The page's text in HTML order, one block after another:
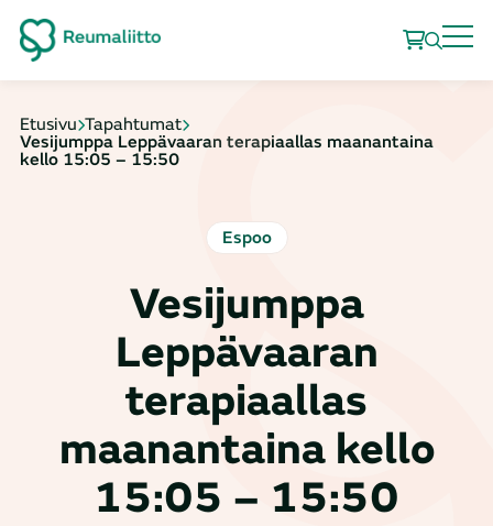
Etusivu Tapahtumat
Vesijumppa Leppävaaran terapiaallas maanantaina
kello 15:05 – 15:50
Espoo
Vesijumppa
Leppävaaran
terapiaallas
maanantaina kello
15:05 – 15:50